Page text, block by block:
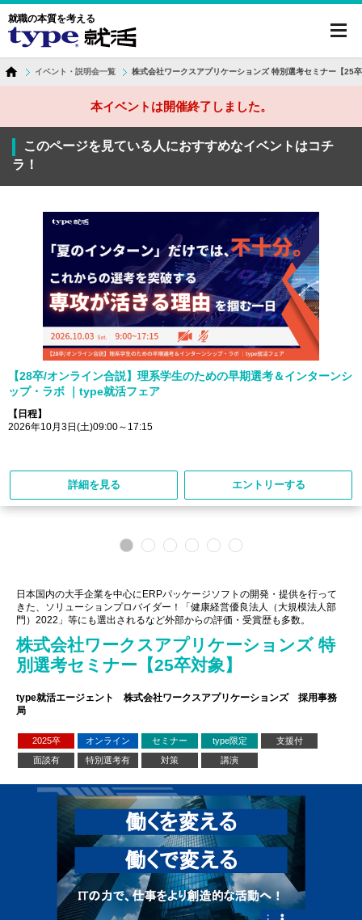
就職の本質を考える
イベント・説明会一覧 株式会社ワークスアプリケーションズ 特別選考セミナー【25
本イベントは開催終了しました。
このページを見ている人におすすめなイベントはコチ
ラ！
【28卒/オンライン合説】理系学生のための早期選考＆インターンシ
ップ・ラボ ｜type就活フェア
【日程】
2026年10月3日(土)09:00～17:15
詳細を見る エントリーする
日本国内の大手企業を中心にERPパッケージソフトの開発・提供を行って
きた、ソリューションプロバイダー！「健康経営優良法人（大規模法人部
門）2022」等にも選出されるなど外部からの評価・受賞歴も多数。
株式会社ワークスアプリケーションズ 特
別選考セミナー【25卒対象】
type就活エージェント 株式会社ワークスアプリケーションズ 採用事務
局
2025卒 オンライン セミナー type限定
支援付
面談有
特別選考有 対策 講演